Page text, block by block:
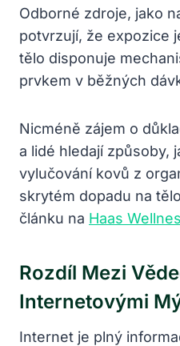
Odborné zdroje, jako
potvrzují, že expozice
tělo disponuje
prvkem v běžných
Nicméně zájem o
a lidé hledají způsoby,
vylučování kovů z
skrytém dopadu na
článku na Haas
Rozdíl Mezi
Internetovými
Internet je plný